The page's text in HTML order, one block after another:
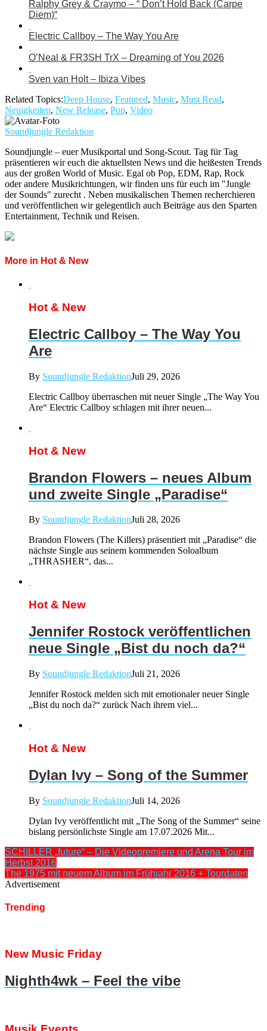
Ralphy Grey & Craymo – “ Don’t Hold Back (Carpe
Diem)“
Electric Callboy – The Way You Are
O’Neal & FR3SH TrX – Dreaming of You 2026
Sven van Holt – Ibiza Vibes
Related Topics:Deep House, Featured, Music, Must Read,
Neuigkeiten, New Release, Pop, Video
Soundjungle Redaktion
Soundjungle – euer Musikportal und Song-Scout. Tag für Tag
präsentieren wir euch die aktuellsten News und die heißesten Trends
aus der großen World of Music. Egal ob Pop, EDM, Rap, Rock
oder andere Musikrichtungen, wir finden uns für euch im "Jungle
der Sounds" zurecht . Neben musikalischen Themen recherchieren
und veröffentlichen wir gelegentlich auch Beiträge aus den Sparten
Entertainment, Technik und Reisen.
More in Hot & New
Hot & New
Electric Callboy – The Way You
Are
By Soundjungle RedaktionJuli 29, 2026
Electric Callboy überraschen mit neuer Single „The Way You
Are“ Electric Callboy schlagen mit ihrer neuen...
Hot & New
Brandon Flowers – neues Album
und zweite Single „Paradise“
By Soundjungle RedaktionJuli 28, 2026
Brandon Flowers (The Killers) präsentiert mit „Paradise“ die
nächste Single aus seinem kommenden Soloalbum
„THRASHER“, das...
Hot & New
Jennifer Rostock veröffentlichen
neue Single „Bist du noch da?“
By Soundjungle RedaktionJuli 21, 2026
Jennifer Rostock melden sich mit emotionaler neuer Single
„Bist du noch da?“ zurück Nach ihrem viel...
Hot & New
Dylan Ivy – Song of the Summer
By Soundjungle RedaktionJuli 14, 2026
Dylan Ivy veröffentlicht mit „The Song of the Summer“ seine
bislang persönlichste Single am 17.07.2026 Mit...
SCHILLER „future“ – Die Videopremiere und Arena Tour im
Herbst 2016
The 1975 mit neuem Album im Frühjahr 2016 + Tourdaten
Advertisement
Trending
New Music Friday
Nighth4wk – Feel the vibe